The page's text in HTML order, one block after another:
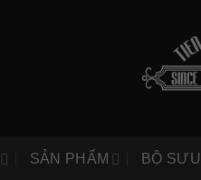
SẢN PHẨM BỘ